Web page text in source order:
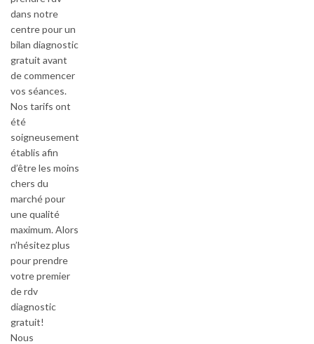
dans notre
centre pour un
bilan diagnostic
gratuit avant
de commencer
vos séances.
Nos tarifs ont
été
soigneusement
établis afin
d’être les moins
chers du
marché pour
une qualité
maximum. Alors
n’hésitez plus
pour prendre
votre premier
de rdv
diagnostic
gratuit!
Nous